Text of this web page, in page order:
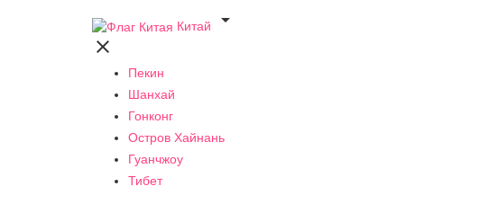
Китай


Пекин
Шанхай
Гонконг
Остров Хайнань
Гуанчжоу
Тибет